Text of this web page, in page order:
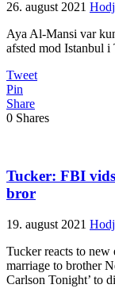
26. august 2021
Aya Al-Mansi var
afsted mod Istanbul
Tweet
Pin
Share
0 Shares
Tucker: FBI
bror
19. august 2021
Tucker reacts to
marriage to brother
Carlson Tonight’ to